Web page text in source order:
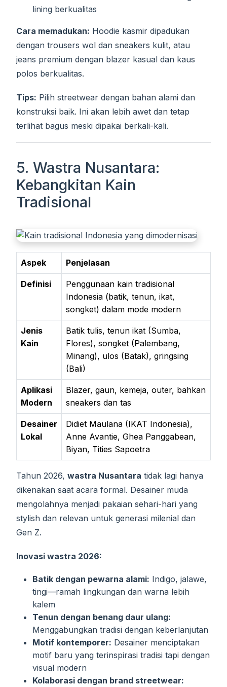
lining berkualitas
Cara memadukan: Hoodie kasmir dipadukan
dengan trousers wol dan sneakers kulit, atau
jeans premium dengan blazer kasual dan kaus
polos berkualitas.
Tips: Pilih streetwear dengan bahan alami dan
konstruksi baik. Ini akan lebih awet dan tetap
terlihat bagus meski dipakai berkali-kali.
5. Wastra Nusantara:
Kebangkitan Kain
Tradisional
Aspek Penjelasan
Definisi
Penggunaan kain tradisional
Indonesia (batik, tenun, ikat,
songket) dalam mode modern
Jenis
Kain
Batik tulis, tenun ikat (Sumba,
Flores), songket (Palembang,
Minang), ulos (Batak), gringsing
(Bali)
Aplikasi
Modern
Blazer, gaun, kemeja, outer, bahkan
sneakers dan tas
Desainer
Lokal
Didiet Maulana (IKAT Indonesia),
Anne Avantie, Ghea Panggabean,
Biyan, Tities Sapoetra
Tahun 2026, wastra Nusantara tidak lagi hanya
dikenakan saat acara formal. Desainer muda
mengolahnya menjadi pakaian sehari-hari yang
stylish dan relevan untuk generasi milenial dan
Gen Z.
Inovasi wastra 2026:
Batik dengan pewarna alami: Indigo, jalawe,
tingi—ramah lingkungan dan warna lebih
kalem
Tenun dengan benang daur ulang:
Menggabungkan tradisi dengan keberlanjutan
Motif kontemporer: Desainer menciptakan
motif baru yang terinspirasi tradisi tapi dengan
visual modern
Kolaborasi dengan brand streetwear: